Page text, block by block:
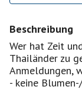
Beschreibung
Wer hat Zeit
Thailänder zu
Anmeldungen,
- keine